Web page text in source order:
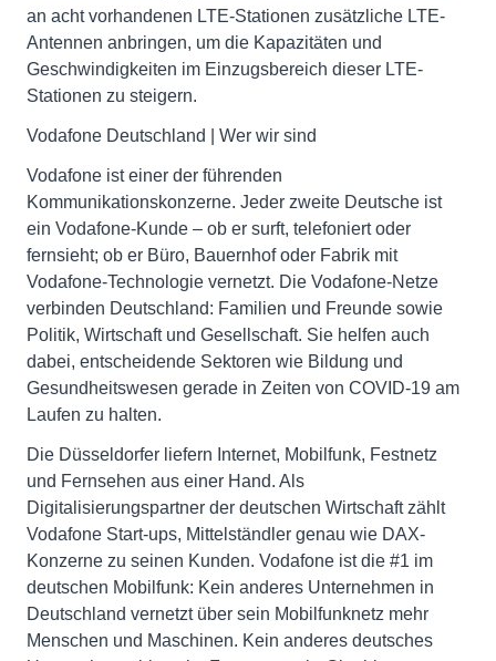
an acht vorhandenen LTE-Stationen zusätzliche LTE-
Antennen anbringen, um die Kapazitäten und
Geschwindigkeiten im Einzugsbereich dieser LTE-
Stationen zu steigern.
Vodafone Deutschland | Wer wir sind
Vodafone ist einer der führenden
Kommunikationskonzerne. Jeder zweite Deutsche ist
ein Vodafone-Kunde – ob er surft, telefoniert oder
fernsieht; ob er Büro, Bauernhof oder Fabrik mit
Vodafone-Technologie vernetzt. Die Vodafone-Netze
verbinden Deutschland: Familien und Freunde sowie
Politik, Wirtschaft und Gesellschaft. Sie helfen auch
dabei, entscheidende Sektoren wie Bildung und
Gesundheitswesen gerade in Zeiten von COVID-19 am
Laufen zu halten.
Die Düsseldorfer liefern Internet, Mobilfunk, Festnetz
und Fernsehen aus einer Hand. Als
Digitalisierungspartner der deutschen Wirtschaft zählt
Vodafone Start-ups, Mittelständler genau wie DAX-
Konzerne zu seinen Kunden. Vodafone ist die #1 im
deutschen Mobilfunk: Kein anderes Unternehmen in
Deutschland vernetzt über sein Mobilfunknetz mehr
Menschen und Maschinen. Kein anderes deutsches